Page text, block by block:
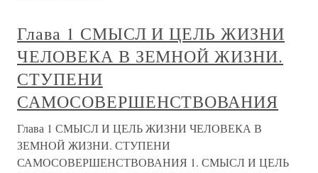
Глава 1 СМЫСЛ И ЦЕЛЬ ЖИЗНИ
ЧЕЛОВЕКА В ЗЕМНОЙ ЖИЗНИ.
СТУПЕНИ
САМОСОВЕРШЕНСТВОВАНИЯ
Глава 1 СМЫСЛ И ЦЕЛЬ ЖИЗНИ ЧЕЛОВЕКА В
ЗЕМНОЙ ЖИЗНИ. СТУПЕНИ
САМОСОВЕРШЕНСТВОВАНИЯ 1. СМЫСЛ И ЦЕЛЬ